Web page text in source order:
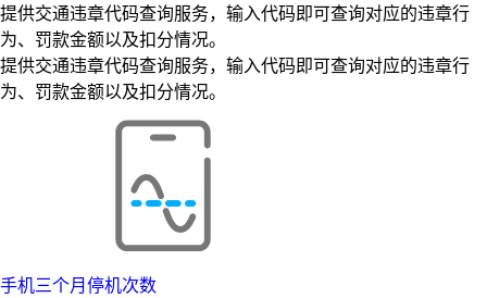
提供交通违章代码查询服务，输入代码即可查询对应的违章行
为、罚款金额以及扣分情况。
提供交通违章代码查询服务，输入代码即可查询对应的违章行
为、罚款金额以及扣分情况。
手机三个月停机次数